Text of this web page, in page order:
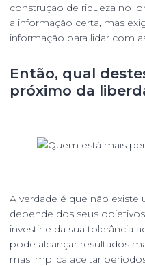
construção de riqueza no
a informação certa, mas
informação para lidar com
Então, qual
próximo da
A verdade é que não existe
depende dos seus
investir e da sua tolerância
pode alcançar resultados
mas implica aceitar